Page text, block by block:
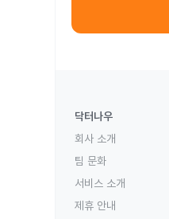
닥터나우
회사 소개
팀 문화
서비스 소개
제휴 안내